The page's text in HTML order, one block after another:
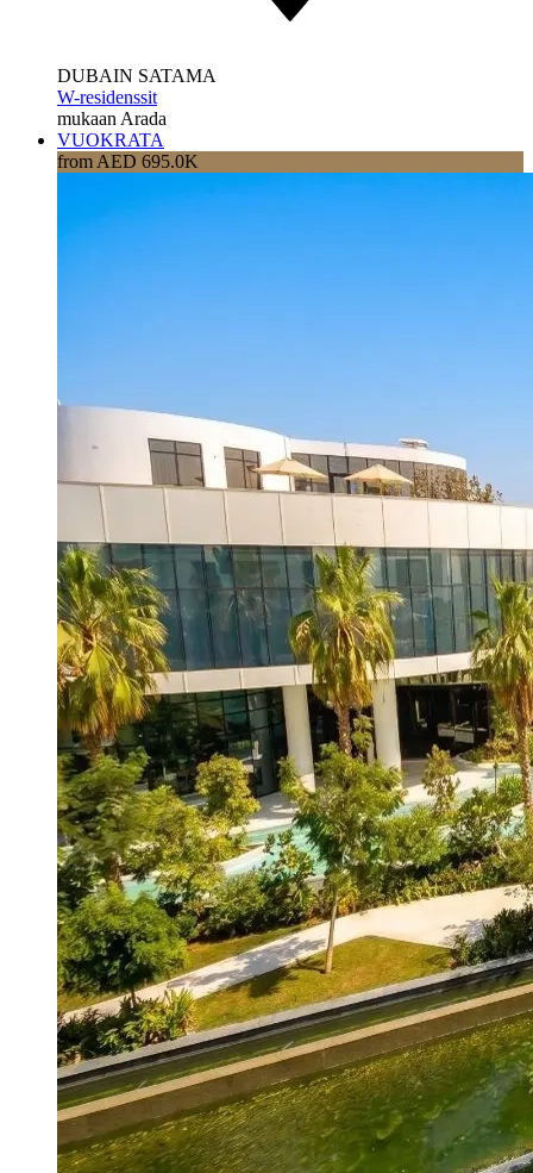
DUBAIN SATAMA
W-residenssit
mukaan Arada
VUOKRATA
from AED 695.0K